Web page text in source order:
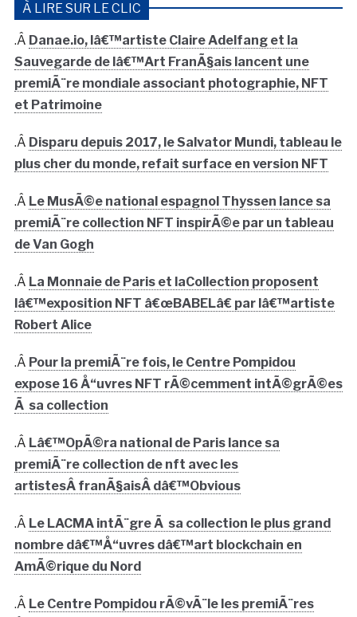
À LIRE SUR LE CLIC
.Â Danae.io, lâ€™artiste Claire Adelfang et la
Sauvegarde de lâ€™Art FranÃ§ais lancent une
premiÃ¨re mondiale associant photographie, NFT
et Patrimoine
.Â Disparu depuis 2017, le Salvator Mundi, tableau le
plus cher du monde, refait surface en version NFT
.Â Le MusÃ©e national espagnol Thyssen lance sa
premiÃ¨re collection NFT inspirÃ©e par un tableau
de Van Gogh
.Â La Monnaie de Paris et laCollection proposent
lâ€™exposition NFT â€œBABELâ€ par lâ€™artiste
Robert Alice
.Â Pour la premiÃ¨re fois, le Centre Pompidou
expose 16 Å“uvres NFT rÃ©cemment intÃ©grÃ©es
Ã sa collection
.Â Lâ€™OpÃ©ra national de Paris lance sa
premiÃ¨re collection de nft avec les
artistesÂ franÃ§aisÂ dâ€™Obvious
.Â Le LACMA intÃ¨gre Ã sa collection le plus grand
nombre dâ€™Å“uvres dâ€™art blockchain en
AmÃ©rique du Nord
.Â Le Centre Pompidou rÃ©vÃ¨le les premiÃ¨res